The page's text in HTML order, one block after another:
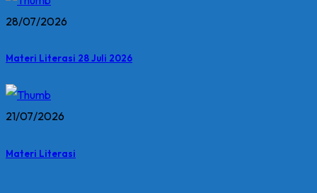
28/07/2026
Materi Literasi 28 Juli 2026
21/07/2026
Materi Literasi